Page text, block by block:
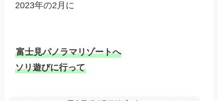
2023年の2月に
富士見パノラマリゾートへ
ソリ遊びに行って